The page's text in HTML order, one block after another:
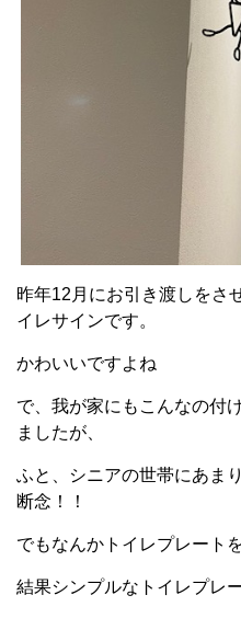
昨年12 月にお引き渡しをさ
イレサインです。
かわいいですよね
で、我が家にもこんなの付
ましたが、
ふと、シニアの世帯にあま
断念！！
でもなんかトイレプレート
結果シンプルなトイレプレ